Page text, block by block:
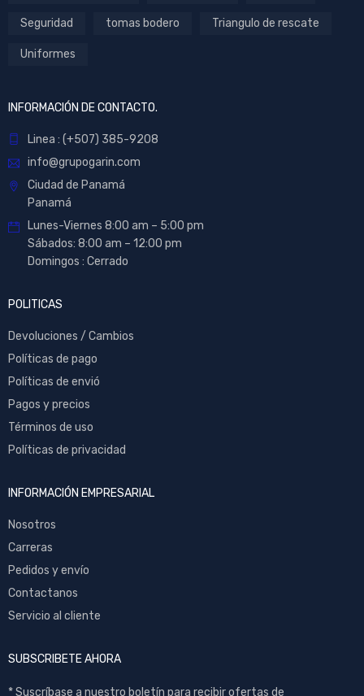
Seguridad tomas bodero Triangulo de rescate
Uniformes
INFORMACIÓN DE CONTACTO.
Linea : (+507) 385-9208
info@grupogarin.com
Ciudad de Panamá
Panamá
Lunes-Viernes 8:00 am – 5:00 pm
Sábados: 8:00 am – 12:00 pm
Domingos : Cerrado
POLITICAS
Devoluciones / Cambios
Políticas de pago
Políticas de envió
Pagos y precios
Términos de uso
Políticas de privacidad
INFORMACIÓN EMPRESARIAL
Nosotros
Carreras
Pedidos y envío
Contactanos
Servicio al cliente
SUBSCRIBETE AHORA
* Suscríbase a nuestro boletín para recibir ofertas de